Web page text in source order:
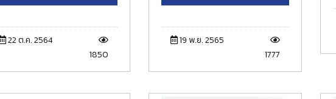
22 ต.ค. 2564
1850
19 พ.ย. 2565
1777